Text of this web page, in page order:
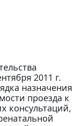
2011 г.
назначения
проезда к
консультаций,